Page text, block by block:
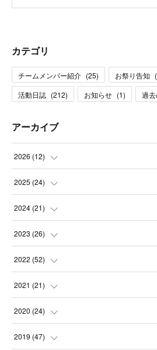
カテゴリ
チームメンバー紹介 (25) お祭り告知 (
活動日誌 (212) お知らせ (1) 過
アーカイブ
2026 (12)
(1
(3
(1
(1
2025 (24)
(2
(3
(1
(2
2024 (21)
(2
(2
(1
(2
2023 (26)
(1
(2
(4
(2
2022 (52)
(3
(2
(5
2021 (21)
(4
(3
2020 (24)
(1
2019 (47)